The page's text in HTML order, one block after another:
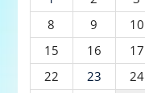
8
9 10
15
16 17
22
23 24